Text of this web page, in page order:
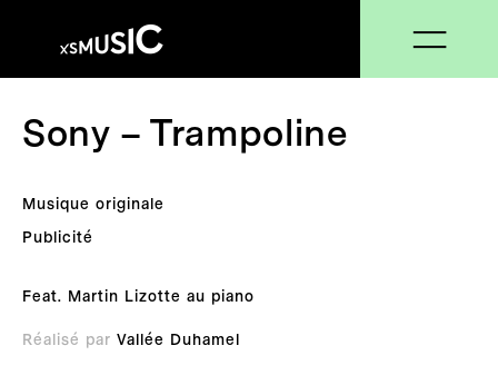
Sony – Trampoline
Musique originale
Publicité
Feat. Martin Lizotte au piano
Réalisé par Vallée Duhamel